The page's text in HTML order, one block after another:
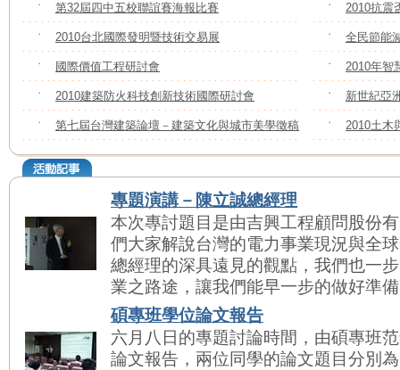
˙ 第32屆四中五校聯誼賽海報比賽 ˙ 2010抗震
˙ 2010台北國際發明暨技術交易展 ˙ 全民節能
˙ 國際價值工程研討會 ˙ 2010年智
˙ 2010建築防火科技創新技術國際研討會 ˙ 新世紀亞
˙ 第七屆台灣建築論壇－建築文化與城市美學徵稿 ˙ 2010土木
專題演講－陳立誠總經理
本次專討題目是由吉興工程顧問股份
們大家解說台灣的電力事業現況與全
總經理的深具遠見的觀點，我們也一
業之路途，讓我們能早一步的做好準
碩專班學位論文報告
六月八日的專題討論時間，由碩專班
論文報告，兩位同學的論文題目分別